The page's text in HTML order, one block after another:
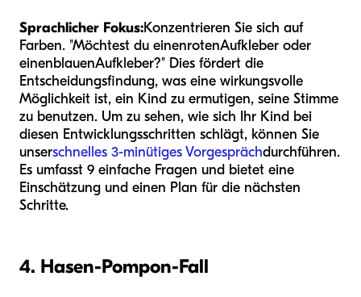
Sprachlicher Fokus:Konzentrieren Sie sich auf
Farben. "Möchtest du einenrotenAufkleber oder
einenblauenAufkleber?" Dies fördert die
Entscheidungsfindung, was eine wirkungsvolle
Möglichkeit ist, ein Kind zu ermutigen, seine Stimme
zu benutzen. Um zu sehen, wie sich Ihr Kind bei
diesen Entwicklungsschritten schlägt, können Sie
unserschnelles 3-minütiges Vorgesprächdurchführen.
Es umfasst 9 einfache Fragen und bietet eine
Einschätzung und einen Plan für die nächsten
Schritte.
4. Hasen-Pompon-Fall